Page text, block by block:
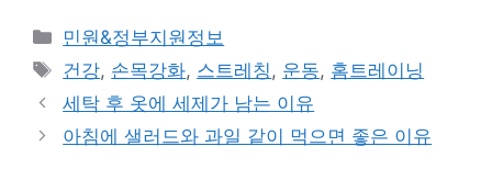
카
테
리
민원&정부지원정보
태
그
건강, 손목강화, 스트레칭, 운동, 홈트레이닝
세탁 후 옷에 세제가 남는 이유
아침에 샐러드와 과일 같이 먹으면 좋은 이유